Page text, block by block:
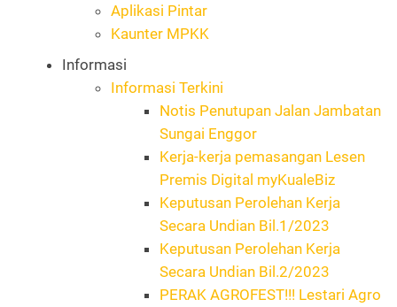
Aplikasi Pintar
Kaunter MPKK
Informasi
Informasi Terkini
Notis Penutupan Jalan Jambatan
Sungai Enggor
Kerja-kerja pemasangan Lesen
Premis Digital myKualeBiz
Keputusan Perolehan Kerja
Secara Undian Bil.1/2023
Keputusan Perolehan Kerja
Secara Undian Bil.2/2023
PERAK AGROFEST!!! Lestari Agro